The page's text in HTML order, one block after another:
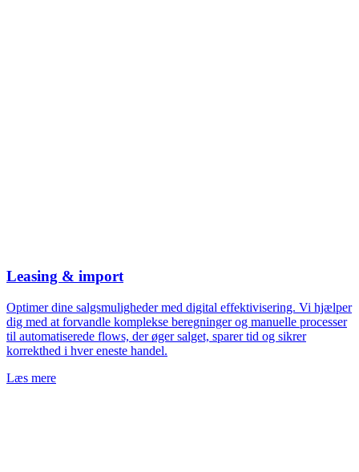
Leasing & import
Optimer dine salgsmuligheder med digital effektivisering. Vi hjælper
dig med at forvandle komplekse beregninger og manuelle processer
til automatiserede flows, der øger salget, sparer tid og sikrer
korrekthed i hver eneste handel.
Læs mere